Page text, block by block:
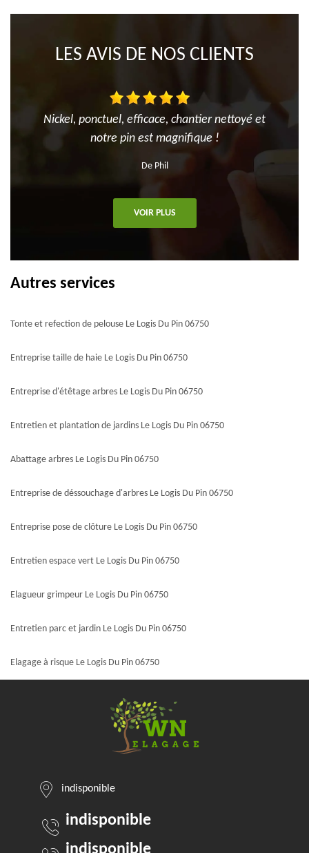
LES AVIS DE NOS CLIENTS
Nickel, ponctuel, efficace, chantier nettoyé et
notre pin est magnifique !
De Phil
VOIR PLUS
Autres services
Tonte et refection de pelouse Le Logis Du Pin 06750
Entreprise taille de haie Le Logis Du Pin 06750
Entreprise d'étêtage arbres Le Logis Du Pin 06750
Entretien et plantation de jardins Le Logis Du Pin 06750
Abattage arbres Le Logis Du Pin 06750
Entreprise de déssouchage d'arbres Le Logis Du Pin 06750
Entreprise pose de clôture Le Logis Du Pin 06750
Entretien espace vert Le Logis Du Pin 06750
Elagueur grimpeur Le Logis Du Pin 06750
Entretien parc et jardin Le Logis Du Pin 06750
Elagage à risque Le Logis Du Pin 06750
indisponible
indisponible
indisponible